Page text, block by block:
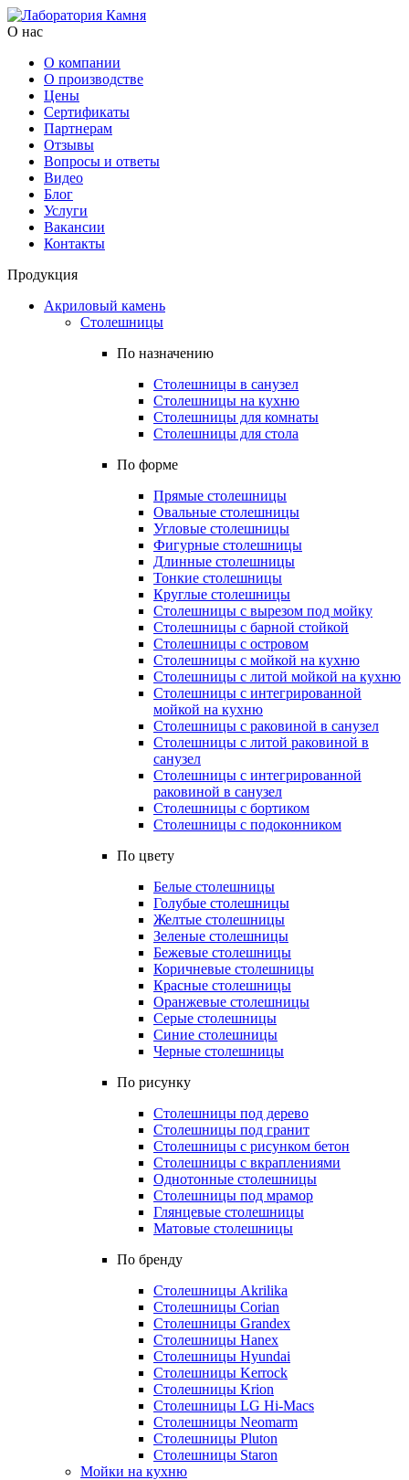
О нас
О компании
О производстве
Цены
Cертификаты
Партнерам
Отзывы
Вопросы и ответы
Видео
Блог
Услуги
Вакансии
Контакты
Продукция
Акриловый камень
Столешницы
По назначению
Столешницы в санузел
Столешницы на кухню
Столешницы для комнаты
Столешницы для стола
По форме
Прямые столешницы
Овальные столешницы
Угловые столешницы
Фигурные столешницы
Длинные столешницы
Тонкие столешницы
Круглые столешницы
Столешницы с вырезом под мойку
Столешницы с барной стойкой
Столешницы с островом
Столешницы с мойкой на кухню
Столешницы с литой мойкой на кухню
Столешницы с интегрированной
мойкой на кухню
Столешницы с раковиной в санузел
Столешницы с литой раковиной в
санузел
Столешницы с интегрированной
раковиной в санузел
Столешницы с бортиком
Столешницы с подоконником
По цвету
Белые столешницы
Голубые столешницы
Желтые столешницы
Зеленые столешницы
Бежевые столешницы
Коричневые столешницы
Красные столешницы
Оранжевые столешницы
Серые столешницы
Синие столешницы
Черные столешницы
По рисунку
Столешницы под дерево
Столешницы под гранит
Столешницы с рисунком бетон
Столешницы с вкраплениями
Однотонные столешницы
Столешницы под мрамор
Глянцевые столешницы
Матовые столешницы
По бренду
Столешницы Akrilika
Столешницы Corian
Столешницы Grandex
Столешницы Hanex
Столешницы Hyundai
Столешницы Kerrock
Столешницы Krion
Столешницы LG Hi-Macs
Столешницы Neomarm
Столешницы Pluton
Столешницы Staron
Мойки на кухню